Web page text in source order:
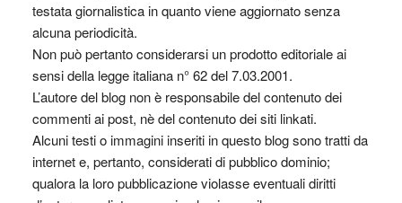
testata giornalistica in quanto viene aggiornato senza
alcuna periodicità.
Non può pertanto considerarsi un prodotto editoriale ai
sensi della legge italiana n° 62 del 7.03.2001.
L’autore del blog non è responsabile del contenuto dei
commenti ai post, nè del contenuto dei siti linkati.
Alcuni testi o immagini inseriti in questo blog sono tratti da
internet e, pertanto, considerati di pubblico dominio;
qualora la loro pubblicazione violasse eventuali diritti